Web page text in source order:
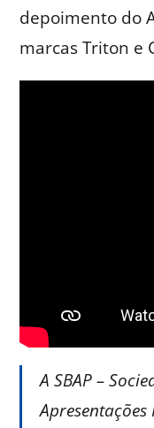
depoimento do
marcas Triton e
A SBAP –